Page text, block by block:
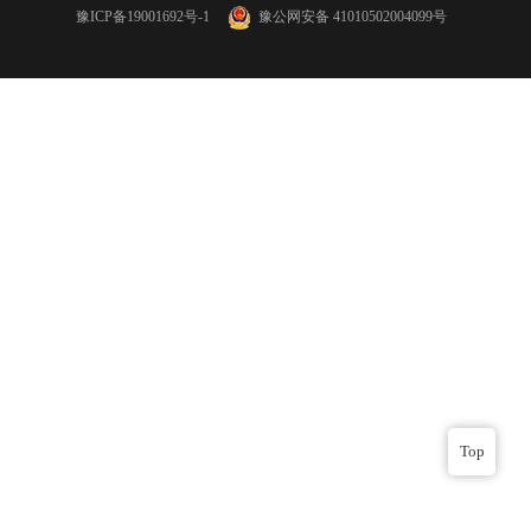
豫ICP备19001692号-1 豫公网安备 41010502004099号
Top